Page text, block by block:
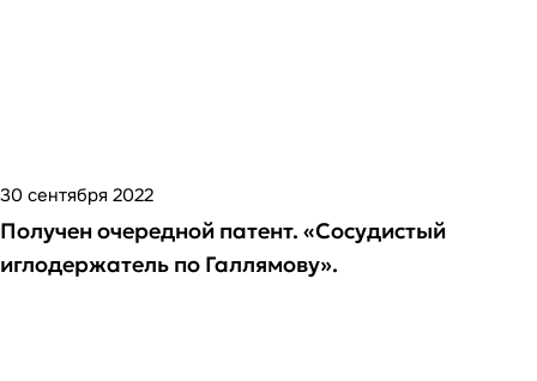
30 сентября 2022
Получен очередной патент. «Сосудистый
иглодержатель по Галлямову».